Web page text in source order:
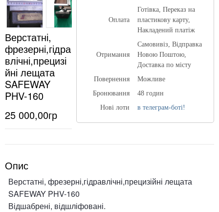
Верстатні,
фрезерні,гідра
влічні,прецизі
йні лещата
SAFEWAY
PHV-160
25 000,00гр
Оплата
Готівка, Переказ на
пластикову карту,
Накладений платіж
Отримання
Самовивіз, Відправка
Новою Поштою,
Доставка по місту
Повернення
Можливе
Бронювання
48 годин
Нові лоти
в телеграм-боті!
Опис
Верстатні, фрезерні,гідравлічні,прецизійні лещата
SAFEWAY PHV-160
Відшабрені, відшліфовані.